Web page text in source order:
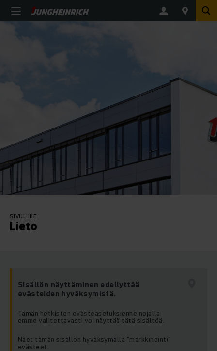
SIVULIIKE
Lieto
Sisällön näyttäminen edellyttää
evästeiden hyväksymistä.
Tämän hetkisten evästeasetuksienne nojalla
emme valitettavasti voi näyttää tätä sisältöä.
Näet tämän sisällön hyväksymällä ”markkinointi”
evästeet.